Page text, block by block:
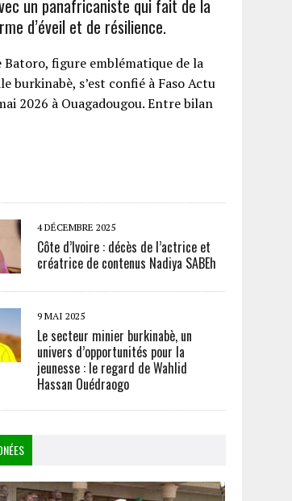
un panafricaniste qui fait de la
d’éveil et de résilience.
figure emblématique de la
burkinabè, s’est confié à Faso Actu
2026 à Ouagadougou. Entre bilan
4 DÉCEMBRE 2025
Côte d’Ivoire : décès de l’actrice et
créatrice de contenus Nadiya SABEh
9 MAI 2025
Le secteur minier burkinabè, un
univers d’opportunités pour la
jeunesse : le regard de Wahlid
Hassan Ouédraogo